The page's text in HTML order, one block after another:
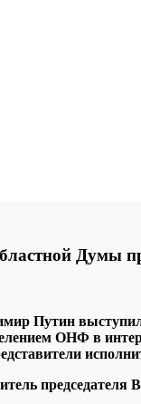
Думы
Путин
ОНФ в
председателя